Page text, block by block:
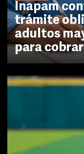
Inapam
trámite
adultos
para